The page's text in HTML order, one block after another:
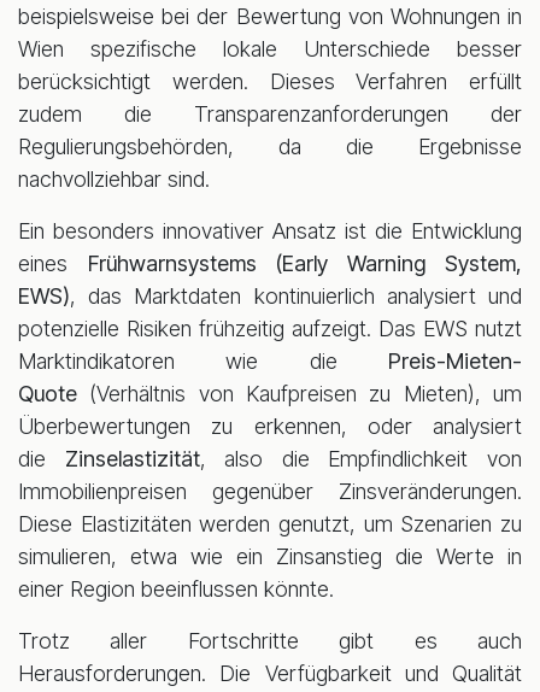
beispielsweise bei der Bewertung von Wohnungen in
Wien spezifische lokale Unterschiede besser
berücksichtigt werden. Dieses Verfahren erfüllt
zudem die Transparenzanforderungen der
Regulierungsbehörden, da die Ergebnisse
nachvollziehbar sind.
Ein besonders innovativer Ansatz ist die Entwicklung
eines Frühwarnsystems (Early Warning System,
EWS), das Marktdaten kontinuierlich analysiert und
potenzielle Risiken frühzeitig aufzeigt. Das EWS nutzt
Marktindikatoren wie die Preis-Mieten-
Quote (Verhältnis von Kaufpreisen zu Mieten), um
Überbewertungen zu erkennen, oder analysiert
die Zinselastizität, also die Empfindlichkeit von
Immobilienpreisen gegenüber Zinsveränderungen.
Diese Elastizitäten werden genutzt, um Szenarien zu
simulieren, etwa wie ein Zinsanstieg die Werte in
einer Region beeinflussen könnte.
Trotz aller Fortschritte gibt es auch
Herausforderungen. Die Verfügbarkeit und Qualität